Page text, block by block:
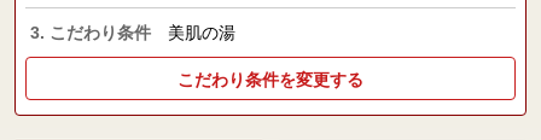
3. こだわり条件 美肌の湯
こだわり条件を変更する